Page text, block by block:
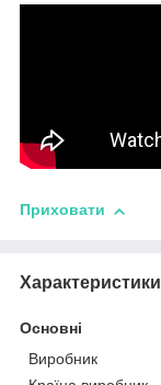
Приховати
Характеристики
Основні
Виробник